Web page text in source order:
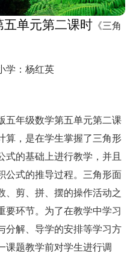
五单元第二课时 《三角
学：杨红英
五年级数学第五单元第二课
算，是在学生掌握了三角形
式的基础上进行教学，并且
公式的推导过程。三角形面
、剪、拼、摆的操作活动之
要环节。为了在教学中学习
分解、导学的安排等学习方
课题教学前对学生进行调